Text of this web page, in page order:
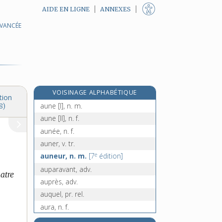
AIDE EN LIGNE ANNEXES
VOISINAGE ALPHABÉTIQUE
aunaie, n. f.
aune [I], n. m.
aune [II], n. f.
aunée, n. f.
auner, v. tr.
auneur, n. m. [7e édition]
auparavant, adv.
auprès, adv.
auquel, pr. rel.
aura, n. f.
auréole, n. f.